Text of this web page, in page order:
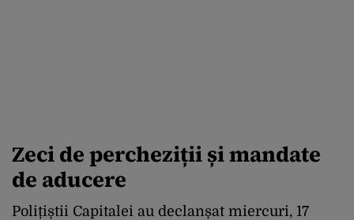
Zeci de percheziții și mandate
de aducere
Polițiștii Capitalei au declanșat miercuri, 17